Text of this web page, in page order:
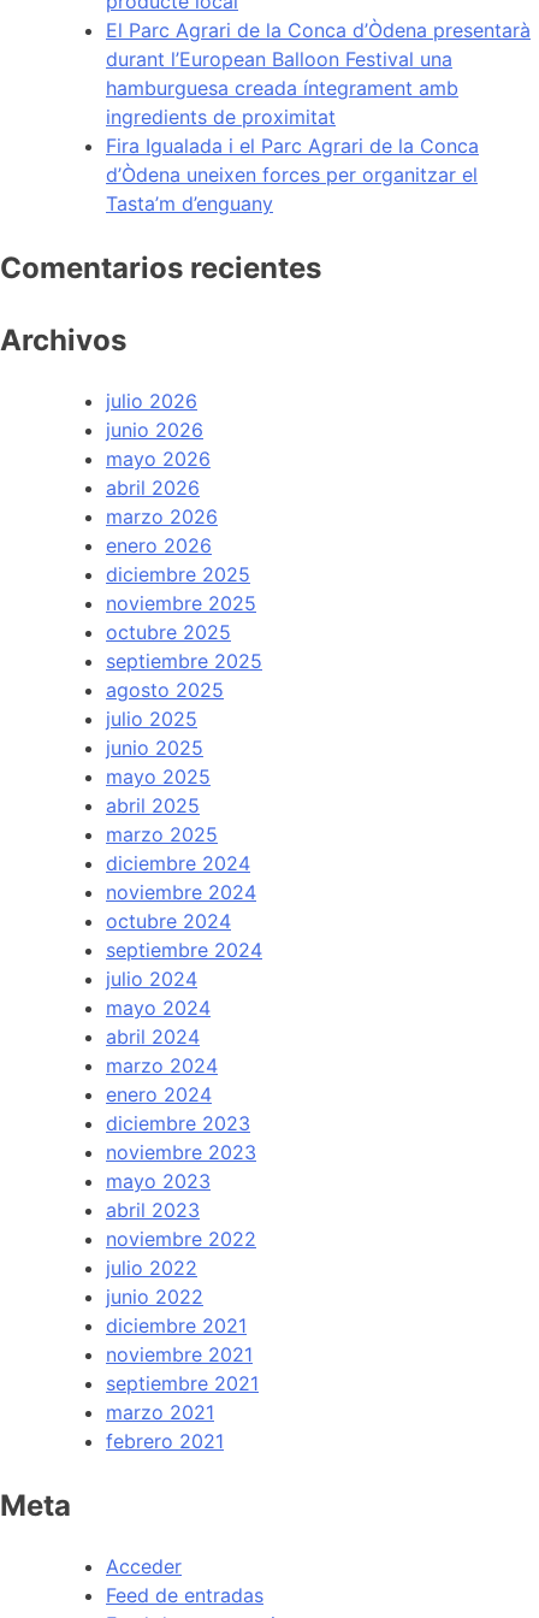
El Parc Agrari de la Conca d’Òdena presentarà
durant l’European Balloon Festival una
hamburguesa creada íntegrament amb
ingredients de proximitat
Fira Igualada i el Parc Agrari de la Conca
d’Òdena uneixen forces per organitzar el
Tasta’m d’enguany
Comentarios recientes
Archivos
julio 2026
junio 2026
mayo 2026
abril 2026
marzo 2026
enero 2026
diciembre 2025
noviembre 2025
octubre 2025
septiembre 2025
agosto 2025
julio 2025
junio 2025
mayo 2025
abril 2025
marzo 2025
diciembre 2024
noviembre 2024
octubre 2024
septiembre 2024
julio 2024
mayo 2024
abril 2024
marzo 2024
enero 2024
diciembre 2023
noviembre 2023
mayo 2023
abril 2023
noviembre 2022
julio 2022
junio 2022
diciembre 2021
noviembre 2021
septiembre 2021
marzo 2021
febrero 2021
Meta
Acceder
Feed de entradas